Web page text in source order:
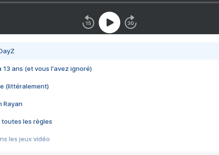
13 ans (et vous l'avez ignoré)
(littéralement)
Rayan
toutes les règles
les jeux vidéo